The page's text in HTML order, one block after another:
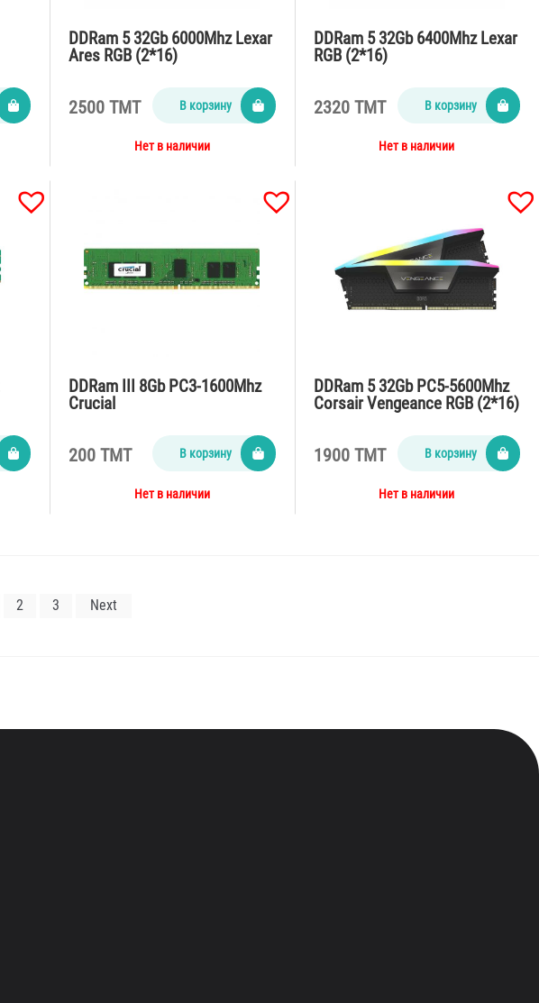
DDRam 5 32Gb 6000Mhz Lexar
Ares RGB (2*16)
2500 TMT В корзину
Нет в наличии
DDRam 5 32Gb 6400Mhz Lexar
RGB (2*16)
2320 TMT В корзину
Нет в наличии
DDRam III 8Gb PC3-1600Mhz
Crucial
200 TMT В корзину
Нет в наличии
DDRam 5 32Gb PC5-5600Mhz
Corsair Vengeance RGB (2*16)
1900 TMT В корзину
Нет в наличии
2 3 Next